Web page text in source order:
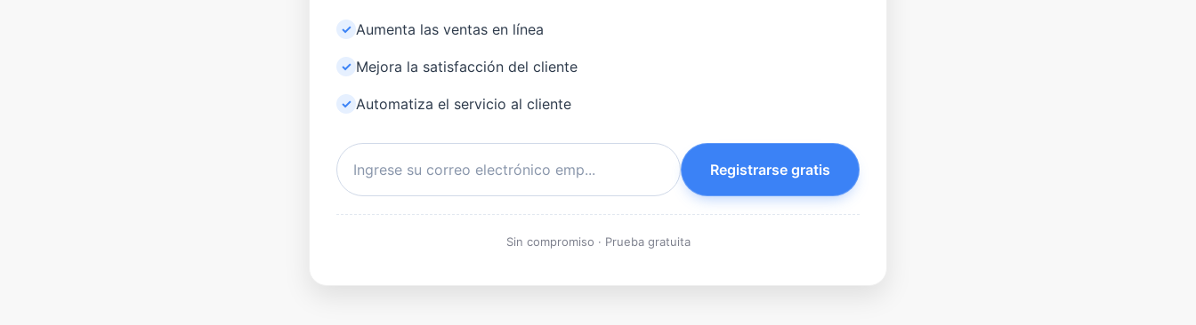
Aumenta las ventas en línea
Mejora la satisfacción del cliente
Automatiza el servicio al cliente
Registrarse gratis
Sin compromiso · Prueba gratuita